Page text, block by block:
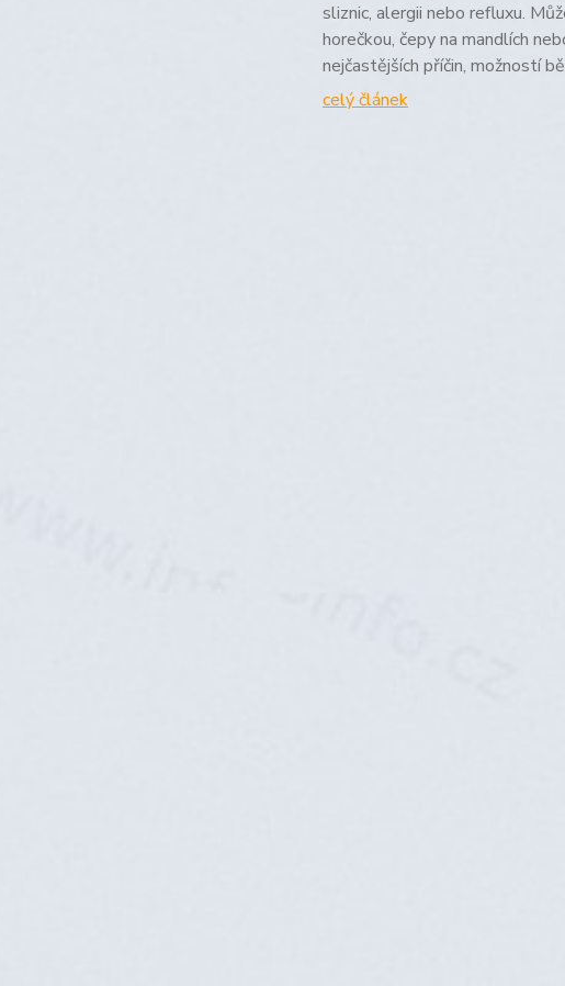
sliznic, alergii nebo refluxu.
horečkou, čepy na mandlích
nejčastějších příčin, možností
celý článek